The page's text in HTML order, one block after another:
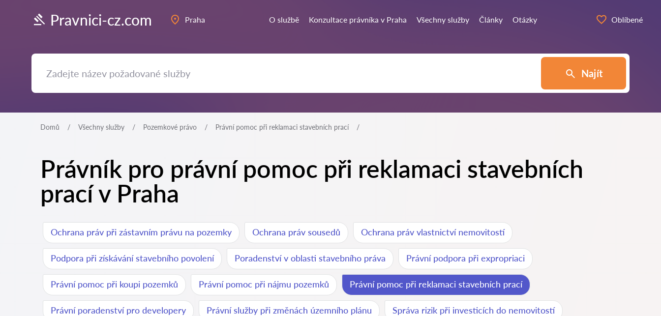
Pravnici-cz.com Praha O službě Konzultace právníka v Praha Všechny služby Články Otázky Oblíbené
Najít
Domů Všechny služby Pozemkové právo Právní pomoc při reklamaci stavebních prací
Právník pro právní pomoc při reklamaci stavebních
prací v Praha
Ochrana práv při zástavním právu na pozemky Ochrana práv sousedů Ochrana práv vlastnictví nemovitostí
Podpora při získávání stavebního povolení Poradenství v oblasti stavebního práva Právní podpora při expropriaci
Právní pomoc při koupi pozemků Právní pomoc při nájmu pozemků Právní pomoc při reklamaci stavebních prací
Právní poradenství pro developery Právní služby při změnách územního plánu Správa rizik při investicích do nemovitostí